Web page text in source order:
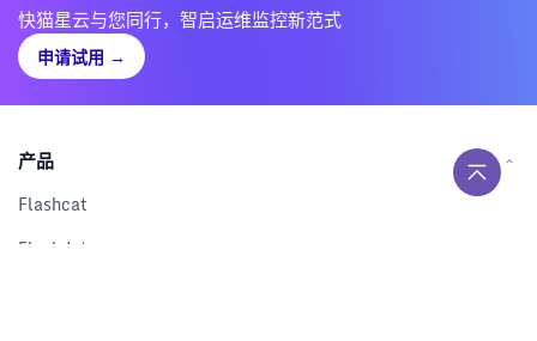
快猫星云与您同行，智启运维监控新范式
申请试用 →
产品
Flashcat
Flashduty